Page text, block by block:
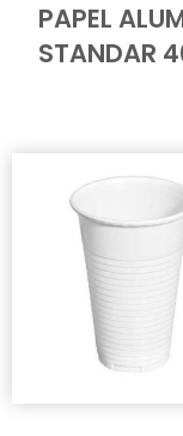
PAPEL
STANDAR